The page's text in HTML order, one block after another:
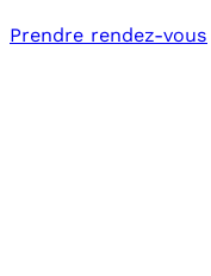
Prendre rendez-vous